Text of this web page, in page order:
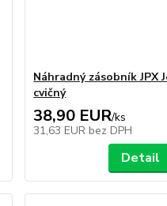
Náhradný zásobník JPX
cvičný
38,90 EUR/ks
31,63 EUR bez DPH
Detail